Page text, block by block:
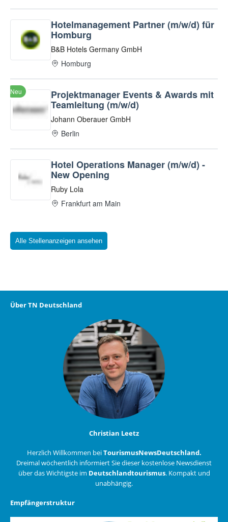
Alle Stellenanzeigen ansehen
Über TN Deutschland
Christian Leetz
Herzlich Willkommen beiTourismusNewsDeutschland.
Dreimal wöchentlich informiert Sie dieser kostenlose Newsdienst
über das Wichtigste im Deutschlandtourismus. Kompakt und
unabhängig.
Empfängerstruktur